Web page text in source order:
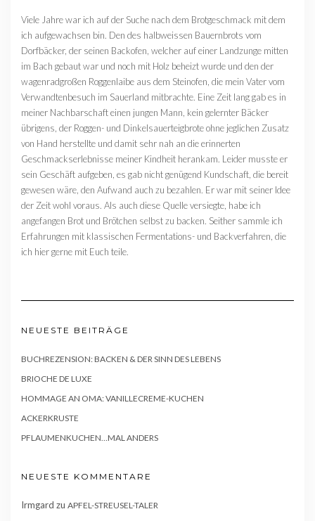
Viele Jahre war ich auf der Suche nach dem Brotgeschmack mit dem
ich aufgewachsen bin. Den des halbweissen Bauernbrots vom
Dorfbäcker, der seinen Backofen, welcher auf einer Landzunge mitten
im Bach gebaut war und noch mit Holz beheizt wurde und den der
wagenradgroßen Roggenlaibe aus dem Steinofen, die mein Vater vom
Verwandtenbesuch im Sauerland mitbrachte. Eine Zeit lang gab es in
meiner Nachbarschaft einen jungen Mann, kein gelernter Bäcker
übrigens, der Roggen- und Dinkelsauerteigbrote ohne jeglichen Zusatz
von Hand herstellte und damit sehr nah an die erinnerten
Geschmackserlebnisse meiner Kindheit herankam. Leider musste er
sein Geschäft aufgeben, es gab nicht genügend Kundschaft, die bereit
gewesen wäre, den Aufwand auch zu bezahlen. Er war mit seiner Idee
der Zeit wohl voraus. Als auch diese Quelle versiegte, habe ich
angefangen Brot und Brötchen selbst zu backen. Seither sammle ich
Erfahrungen mit klassischen Fermentations- und Backverfahren, die
ich hier gerne mit Euch teile.
NEUESTE BEITRÄGE
BUCHREZENSION: BACKEN & DER SINN DES LEBENS
BRIOCHE DE LUXE
HOMMAGE AN OMA: VANILLECREME-KUCHEN
ACKERKRUSTE
PFLAUMENKUCHEN…MAL ANDERS
NEUESTE KOMMENTARE
Irmgard zu APFEL-STREUSEL-TALER